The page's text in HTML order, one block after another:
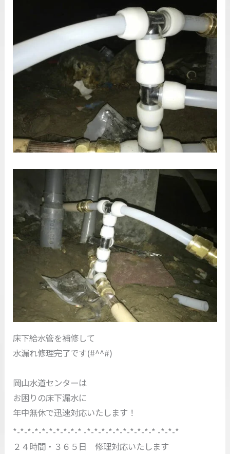
床下給水管を補修して
水漏れ修理完了です(#^^#)
岡山水道センターは
お困りの床下漏水に
年中無休で迅速対応いたします！
*-*-*-*-*-*-*-*-*-* -*-*-*-*-*-*-*-*-*-* -*-*-*
２４時間・３６５日 修理対応いたします